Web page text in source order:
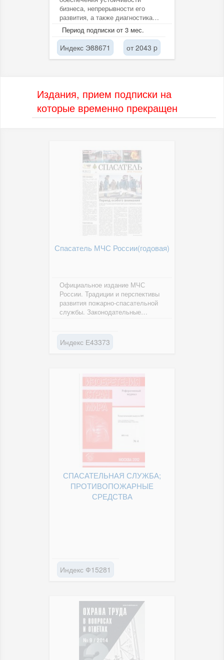
бизнеса, непрерывности его
развития, а также диагностика
кризисных ситуаций на
различных...
Период подписки от 3 мес.
Индекс Э88671 от 2043 p
Издания, прием подписки на
которые временно прекращен
Спасатель МЧС России(годовая)
Официальное издание МЧС
России. Традиции и перспективы
развития пожарно-спасательной
службы. Законодательные
Индекс Е43373
СПАСАТЕЛЬНАЯ СЛУЖБА;
ПРОТИВОПОЖАРНЫЕ
СРЕДСТВА
Индекс Ф15281